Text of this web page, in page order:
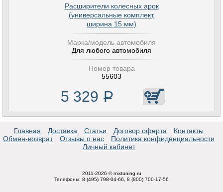
Расширители колесных арок
(универсальные комплект,
ширина 15 мм)
Марка/модель автомобиля
Для любого автомобиля
Номер товара
55603
5 329 Р
Главная Доставка Статьи Договор оферта
Контакты
Обмен-возврат
Отзывы о нас
Политика конфиденциальности
Личный кабинет
2011-2026 © mixtuning.ru
Телефоны: 8 (495) 798-04-66, 8 (800) 700-17-56